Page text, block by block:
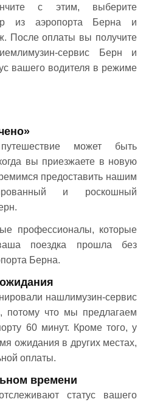
с этим, выберите
из аэропорта Берна и
После оплаты вы получите
сервис Берн и
вашего водителя в режиме
может быть
вы приезжаете в новую
предоставить нашим
и роскошный
профессионалы, которые
поездка прошла без
Берна.
нашлимузин-сервис
потому что мы предлагаем
60 минут. Кроме того, у
ожидания в других местах,
оплаты.
времени
статус вашего